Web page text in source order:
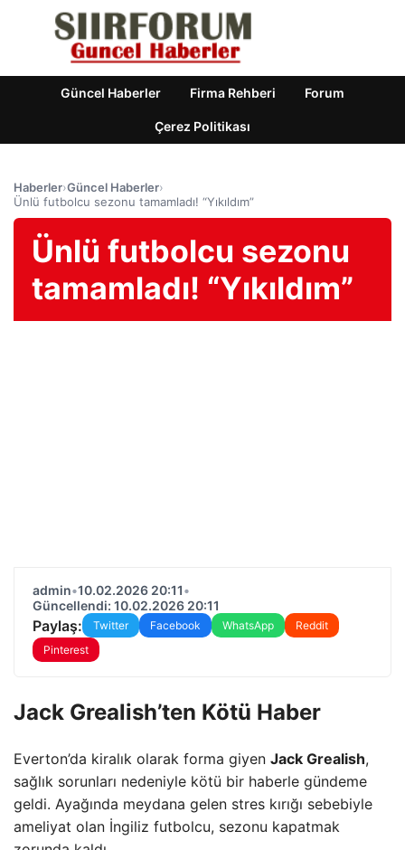
Güncel Haberler Firma Rehberi Forum
Çerez Politikası
Haberler›Güncel Haberler›
Ünlü futbolcu sezonu tamamladı! “Yıkıldım”
Ünlü futbolcu sezonu
tamamladı! “Yıkıldım”
admin•10.02.2026 20:11•
Güncellendi: 10.02.2026 20:11
Paylaş: Twitter Facebook WhatsApp
Reddit
Pinterest
Jack Grealish’ten Kötü Haber
Everton’da kiralık olarak forma giyen Jack Grealish,
sağlık sorunları nedeniyle kötü bir haberle gündeme
geldi. Ayağında meydana gelen stres kırığı sebebiyle
ameliyat olan İngiliz futbolcu, sezonu kapatmak